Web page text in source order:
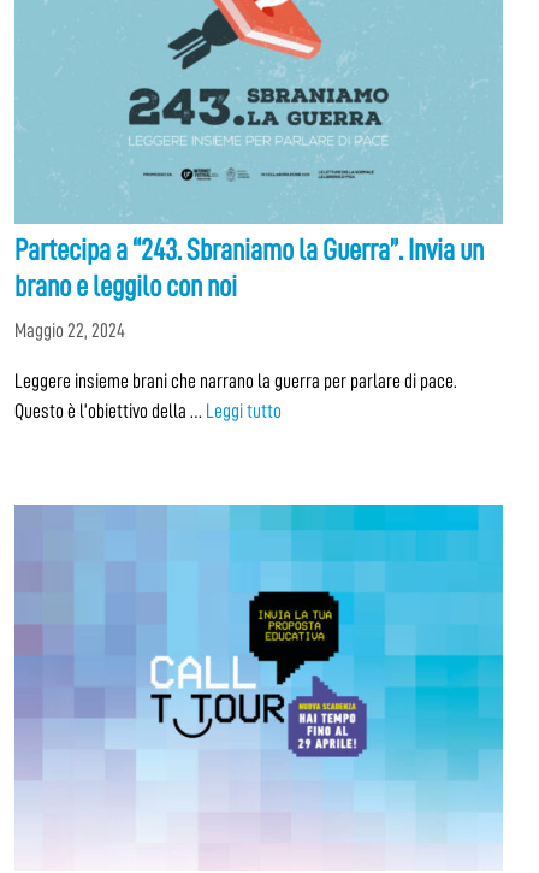
Partecipa a “243. Sbraniamo la Guerra”. Invia un
brano e leggilo con noi
Maggio 22, 2024
Leggere insieme brani che narrano la guerra per parlare di pace.
Questo è l’obiettivo della … Leggi tutto